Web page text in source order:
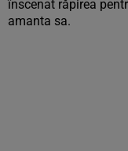
înscenat răpirea
amanta sa.